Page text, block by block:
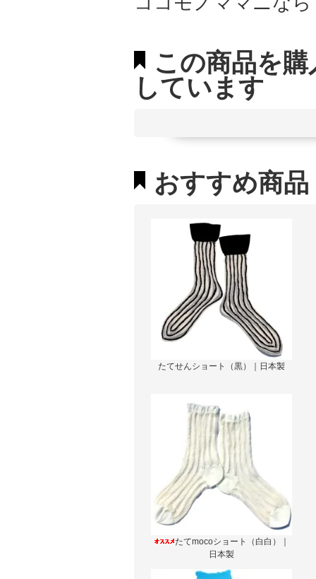
この商品を
しています
おすすめ商品
たてせんショート（黒）｜日本製
たてmocoショート（白白）｜
日本製